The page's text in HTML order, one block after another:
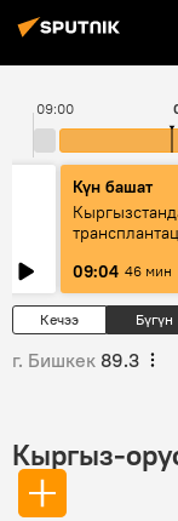
09:00
Күн башат
келечеги
09:04 46 мин
Кечээ Бүгүн
г. Бишкек 89.3
Кыргыз-